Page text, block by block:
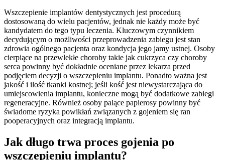
Wszczepienie implantów dentystycznych jest procedurą
dostosowaną do wielu pacjentów, jednak nie każdy może być
kandydatem do tego typu leczenia. Kluczowym czynnikiem
decydującym o możliwości przeprowadzenia zabiegu jest stan
zdrowia ogólnego pacjenta oraz kondycja jego jamy ustnej. Osoby
cierpiące na przewlekłe choroby takie jak cukrzyca czy choroby
serca powinny być dokładnie oceniane przez lekarza przed
podjęciem decyzji o wszczepieniu implantu. Ponadto ważna jest
jakość i ilość tkanki kostnej; jeśli kość jest niewystarczająca do
umiejscowienia implantu, konieczne mogą być dodatkowe zabiegi
regeneracyjne. Również osoby palące papierosy powinny być
świadome ryzyka powikłań związanych z gojeniem się ran
pooperacyjnych oraz integracją implantu.
Jak długo trwa proces gojenia po
wszczepieniu implantu?